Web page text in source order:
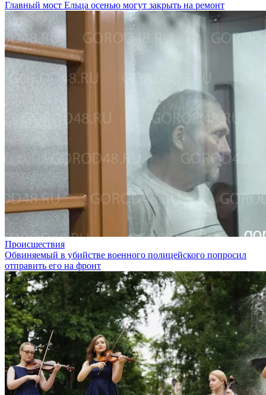
Главный мост Ельца осенью могут закрыть на ремонт
Происшествия
Обвиняемый в убийстве военного полицейского попросил
отправить его на фронт